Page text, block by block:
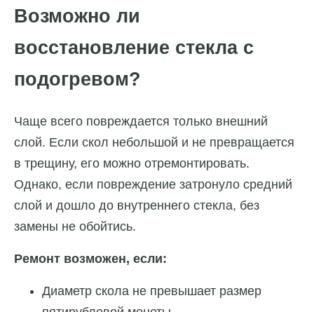
Возможно ли
восстановление стекла с
подогревом?
Чаще всего повреждается только внешний
слой. Если скол небольшой и не превращается
в трещину, его можно отремонтировать.
Однако, если повреждение затронуло средний
слой и дошло до внутреннего стекла, без
замены не обойтись.
Ремонт возможен, если:
Диаметр скола не превышает размер